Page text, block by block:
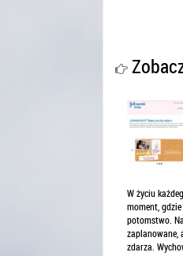
W życiu
moment,
potomstwo.
zaplanowane,
zdarza.